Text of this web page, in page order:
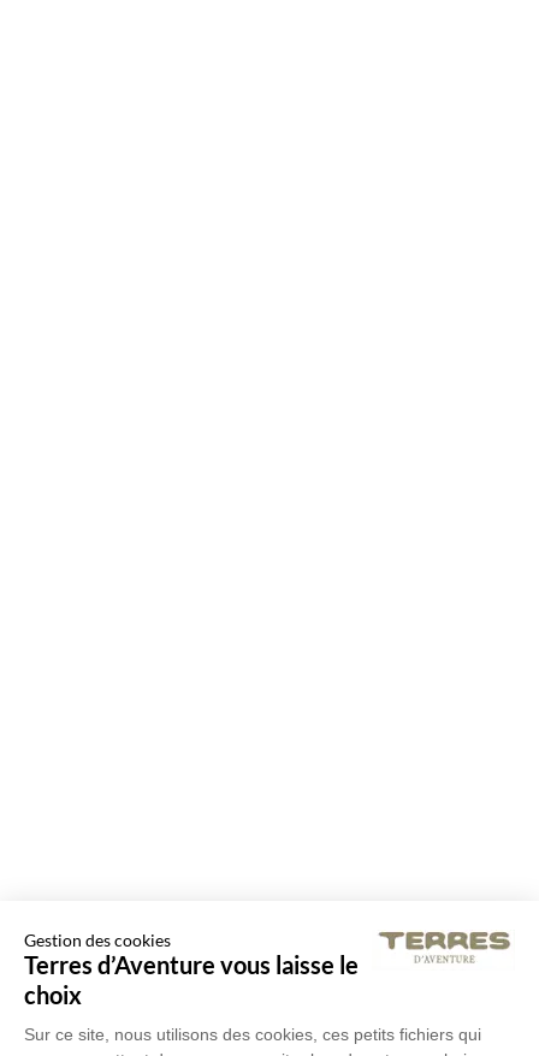
Gestion des cookies
Terres d’Aventure vous laisse le
choix
Sur ce site, nous utilisons des cookies, ces petits fichiers qui